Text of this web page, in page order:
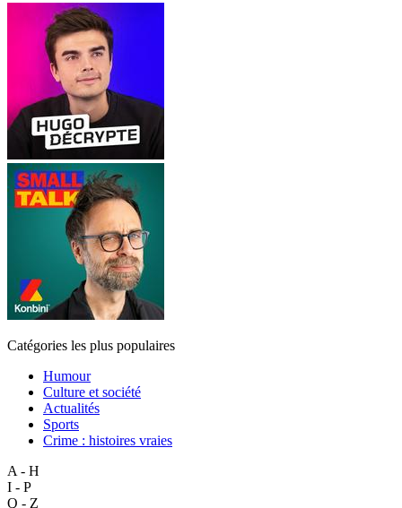
Catégories les plus populaires
Humour
Culture et société
Actualités
Sports
Crime : histoires vraies
A - H
I - P
Q - Z